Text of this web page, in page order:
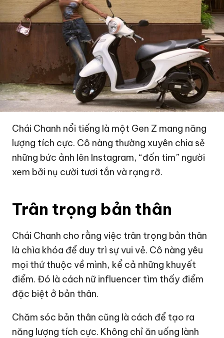
Chái Chanh nổi tiếng là một Gen Z mang năng
lượng tích cực. Cô nàng thường xuyên chia sẻ
những bức ảnh lên Instagram, “đốn tim” người
xem bởi nụ cười tươi tắn và rạng rỡ.
Trân trọng bản thân
Chái Chanh cho rằng việc trân trọng bản thân
là chìa khóa để duy trì sự vui vẻ. Cô nàng yêu
mọi thứ thuộc về mình, kể cả những khuyết
điểm. Đó là cách nữ influencer tìm thấy điểm
đặc biệt ở bản thân.
Chăm sóc bản thân cũng là cách để tạo ra
năng lượng tích cực. Không chỉ ăn uống lành